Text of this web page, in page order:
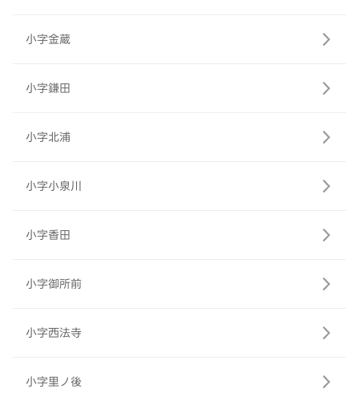
小字金蔵
小字鎌田
小字北浦
小字小泉川
小字香田
小字御所前
小字西法寺
小字里ノ後